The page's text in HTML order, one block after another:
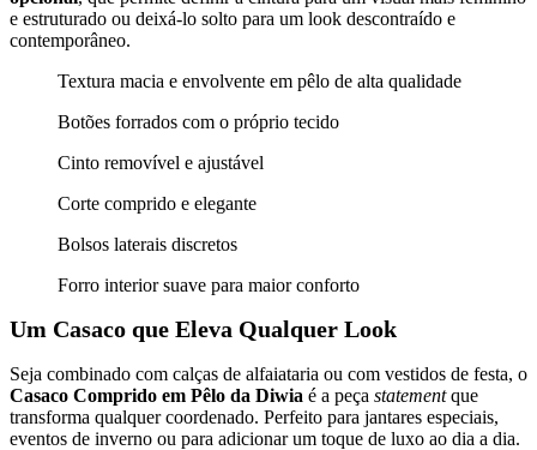
e estruturado ou deixá-lo solto para um look descontraído e
contemporâneo.
Textura macia e envolvente em pêlo de alta qualidade
Botões forrados com o próprio tecido
Cinto removível e ajustável
Corte comprido e elegante
Bolsos laterais discretos
Forro interior suave para maior conforto
Um Casaco que Eleva Qualquer Look
Seja combinado com calças de alfaiataria ou com vestidos de festa, o
Casaco Comprido em Pêlo da Diwia é a peça statementque
transforma qualquer coordenado. Perfeito para jantares especiais,
eventos de inverno ou para adicionar um toque de luxo ao dia a dia.